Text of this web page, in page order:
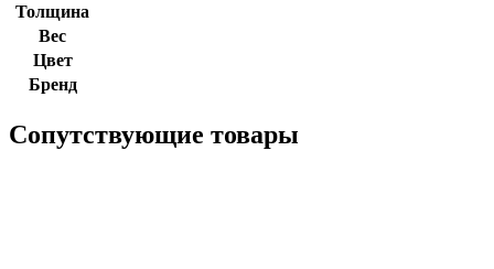
Толщина
Вес
Цвет
Бренд
Сопутствующие товары